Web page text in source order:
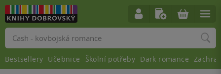
Vyhledávání
Bestsellery Učebnice Školní potřeby Dark romance